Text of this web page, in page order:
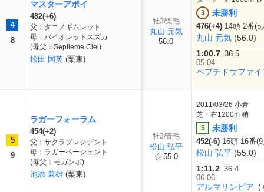
4
8
マスターアポイ
482(+6)
父：タニノギムレット
母：バイオレットスズカ
(母父：Septieme Ciel)
松田 国英 (栗東)
5
9
ラガーフォーラム
454(+2)
父：サクラプレジデント
母：ラガーページェント
(母父：モガンボ)
池添 兼雄 (栗東)
牡3/栗毛
丸山 元気
56.0
3
未勝利
476(+4) 14頭 2番(5
丸山 元気 (56.0)
1:00.7 36.5
05-04
ペプチドサファイ
牡3/青毛
松山 弘平
55.0
2011/03/26 小倉
芝・右1200m 稍
5
未勝利
452(-6) 16頭 16番
松山 弘平 (55.0)
1:11.2 36.4
06-06
アルマリンピア